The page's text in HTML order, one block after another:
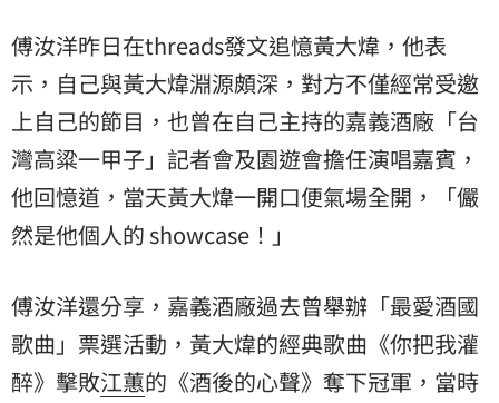
傅汝洋昨日在threads發文追憶黃大煒，他表
示，自己與黃大煒淵源頗深，對方不僅經常受邀
上自己的節目，也曾在自己主持的嘉義酒廠「台
灣高粱一甲子」記者會及園遊會擔任演唱嘉賓，
他回憶道，當天黃大煒一開口便氣場全開，「儼
然是他個人的 showcase！」
傅汝洋還分享，嘉義酒廠過去曾舉辦「最愛酒國
歌曲」票選活動，黃大煒的經典歌曲《你把我灌
醉》擊敗江蕙的《酒後的心聲》奪下冠軍，當時